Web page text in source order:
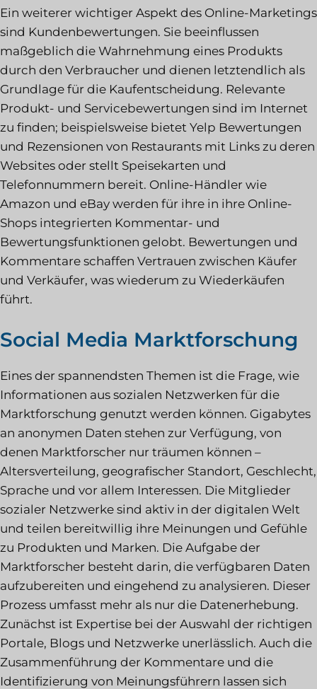
Ein weiterer wichtiger Aspekt des Online-Marketings
sind Kundenbewertungen. Sie beeinflussen
maßgeblich die Wahrnehmung eines Produkts
durch den Verbraucher und dienen letztendlich als
Grundlage für die Kaufentscheidung. Relevante
Produkt- und Servicebewertungen sind im Internet
zu finden; beispielsweise bietet Yelp Bewertungen
und Rezensionen von Restaurants mit Links zu deren
Websites oder stellt Speisekarten und
Telefonnummern bereit. Online-Händler wie
Amazon und eBay werden für ihre in ihre Online-
Shops integrierten Kommentar- und
Bewertungsfunktionen gelobt. Bewertungen und
Kommentare schaffen Vertrauen zwischen Käufer
und Verkäufer, was wiederum zu Wiederkäufen
führt.
Social Media Marktforschung
Eines der spannendsten Themen ist die Frage, wie
Informationen aus sozialen Netzwerken für die
Marktforschung genutzt werden können. Gigabytes
an anonymen Daten stehen zur Verfügung, von
denen Marktforscher nur träumen können –
Altersverteilung, geografischer Standort, Geschlecht,
Sprache und vor allem Interessen. Die Mitglieder
sozialer Netzwerke sind aktiv in der digitalen Welt
und teilen bereitwillig ihre Meinungen und Gefühle
zu Produkten und Marken. Die Aufgabe der
Marktforscher besteht darin, die verfügbaren Daten
aufzubereiten und eingehend zu analysieren. Dieser
Prozess umfasst mehr als nur die Datenerhebung.
Zunächst ist Expertise bei der Auswahl der richtigen
Portale, Blogs und Netzwerke unerlässlich. Auch die
Zusammenführung der Kommentare und die
Identifizierung von Meinungsführern lassen sich